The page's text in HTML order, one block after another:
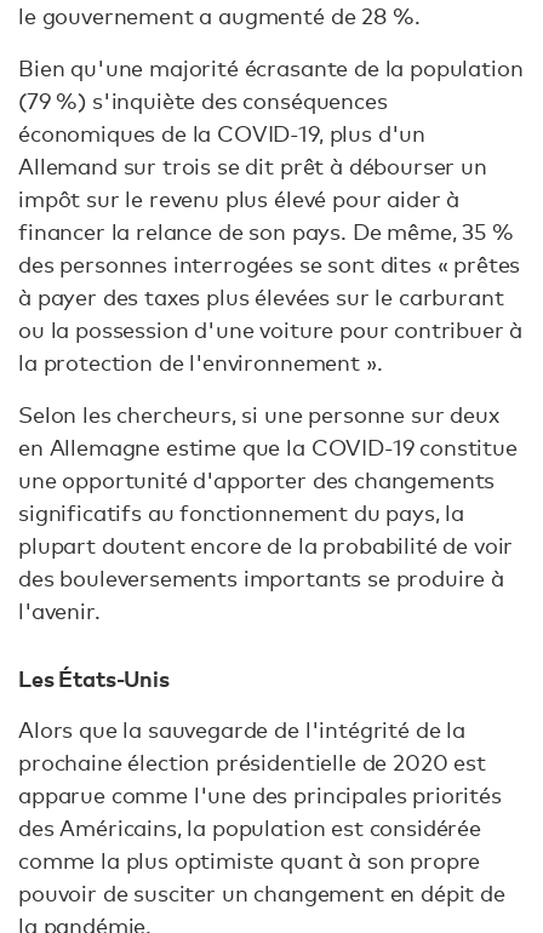
le gouvernement a augmenté de 28 %.
Bien qu'une majorité écrasante de la population
(79 %) s'inquiète des conséquences
économiques de la COVID-19, plus d'un
Allemand sur trois se dit prêt à débourser un
impôt sur le revenu plus élevé pour aider à
financer la relance de son pays. De même, 35 %
des personnes interrogées se sont dites « prêtes
à payer des taxes plus élevées sur le carburant
ou la possession d'une voiture pour contribuer à
la protection de l'environnement ».
Selon les chercheurs, si une personne sur deux
en Allemagne estime que la COVID-19 constitue
une opportunité d'apporter des changements
significatifs au fonctionnement du pays, la
plupart doutent encore de la probabilité de voir
des bouleversements importants se produire à
l'avenir.
Les États-Unis
Alors que la sauvegarde de l'intégrité de la
prochaine élection présidentielle de 2020 est
apparue comme l'une des principales priorités
des Américains, la population est considérée
comme la plus optimiste quant à son propre
pouvoir de susciter un changement en dépit de
la pandémie.